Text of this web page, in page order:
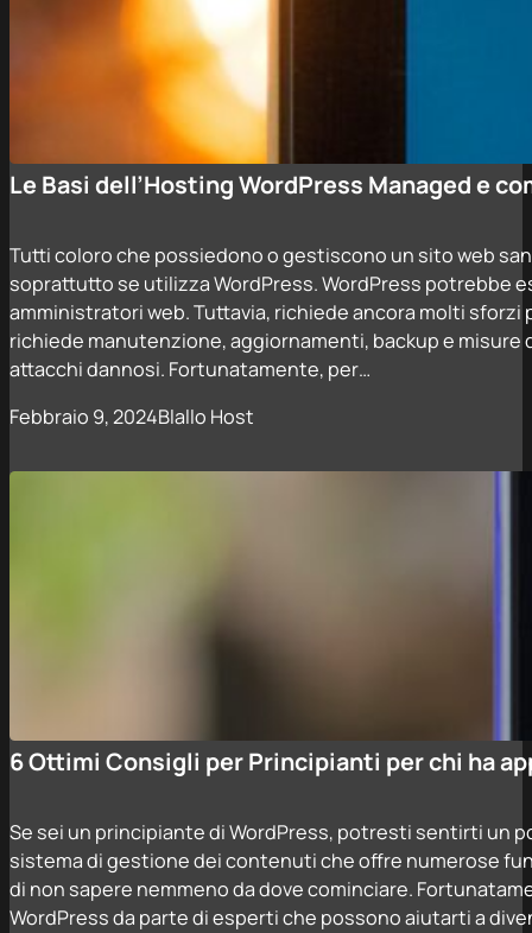
Le Basi dell’Hosting WordPress Managed e
Tutti coloro che possiedono o gestiscono un sito web
soprattutto se utilizza WordPress. WordPress potrebbe
amministratori web. Tuttavia, richiede ancora molti
richiede manutenzione, aggiornamenti, backup e
attacchi dannosi. Fortunatamente, per…
Febbraio 9, 2024Blallo Host
6 Ottimi Consigli per Principianti per chi ha
Se sei un principiante di WordPress, potresti sentirti un
sistema di gestione dei contenuti che offre numerose
di non sapere nemmeno da dove cominciare.
WordPress da parte di esperti che possono aiutarti a